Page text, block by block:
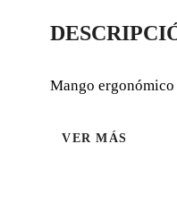
Mango
VER MÁS